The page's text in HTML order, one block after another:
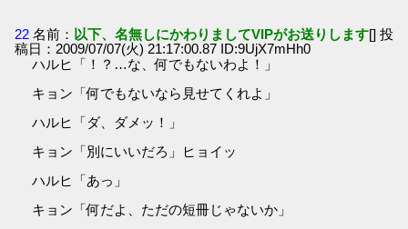
22 名前： 以下、名無しにかわりましてVIPがお送りします[] 投
稿日：2009/07/07(火) 21:17:00.87 ID:9UjX7mHh0
ハルヒ「！？…な、何でもないわよ！」
キョン「何でもないなら見せてくれよ」
ハルヒ「ダ、ダメッ！」
キョン「別にいいだろ」ヒョイッ
ハルヒ「あっ」
キョン「何だよ、ただの短冊じゃないか」